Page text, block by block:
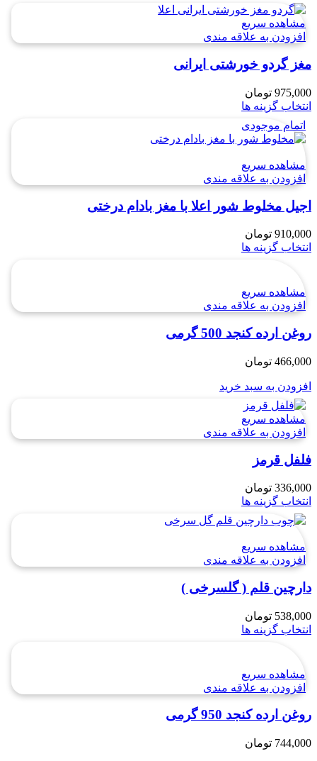
مشاهده سریع
افزودن به علاقه مندی
مغز گردو خورشتی ایرانی
975,000 تومان
انتخاب گزینه ها
اتمام موجودی
مشاهده سریع
افزودن به علاقه مندی
اجیل مخلوط شور اعلا با مغز بادام درختی
910,000 تومان
انتخاب گزینه ها
مشاهده سریع
افزودن به علاقه مندی
روغن ارده کنجد 500 گرمی
466,000 تومان
افزودن به سبد خرید
مشاهده سریع
افزودن به علاقه مندی
فلفل قرمز
336,000 تومان
انتخاب گزینه ها
مشاهده سریع
افزودن به علاقه مندی
دارچین قلم ( گلسرخی )
538,000 تومان
انتخاب گزینه ها
مشاهده سریع
افزودن به علاقه مندی
روغن ارده کنجد 950 گرمی
744,000 تومان